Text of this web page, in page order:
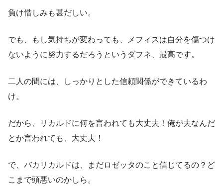
負け惜しみも甚だしい。
でも、もし気持ちが変わっても、メフィスは自分を傷つけ
ないように努力するだろうというダフネ、最高です。
二人の間には、しっかりとした信頼関係ができているわ
け。
だから、リカルドに何を言われても大丈夫！俺が夫なんだ
とか言われても、大丈夫！
で、バカリカルドは、まだロゼッタのこと信じてるの？ど
こまで頭悪いのかしら。